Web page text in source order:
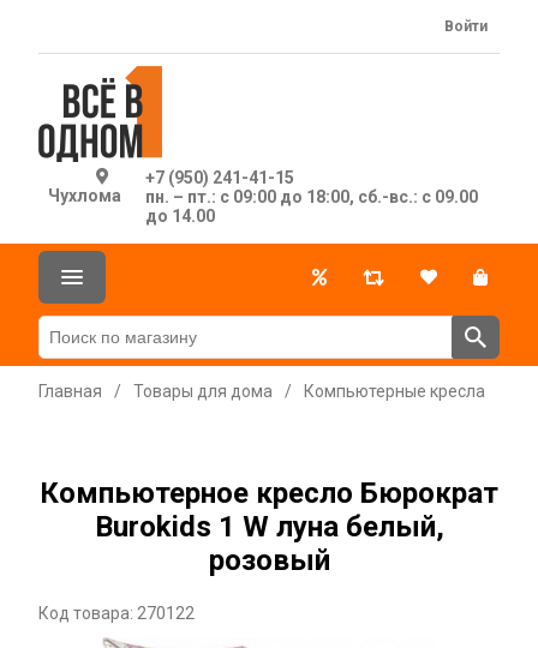
Чухлома
+7 (950) 241-41-15
пн. – пт.: с 09:00 до 18:00, сб.-вс.: с 09.00
до 14.00
Войти
Главная / Товары для дома / Компьютерные кресла
Компьютерное кресло Бюрократ
Burokids 1 W луна белый,
розовый
Код товара: 270122